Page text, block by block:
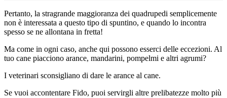
Pertanto, la stragrande maggioranza dei quadrupedi semplicemente
non è interessata a questo tipo di spuntino, e quando lo incontra
spesso se ne allontana in fretta!
Ma come in ogni caso, anche qui possono esserci delle eccezioni. Al
tuo cane piacciono arance, mandarini, pompelmi e altri agrumi?
I veterinari sconsigliano di dare le arance al cane.
Se vuoi accontentare Fido, puoi servirgli altre prelibatezze molto più